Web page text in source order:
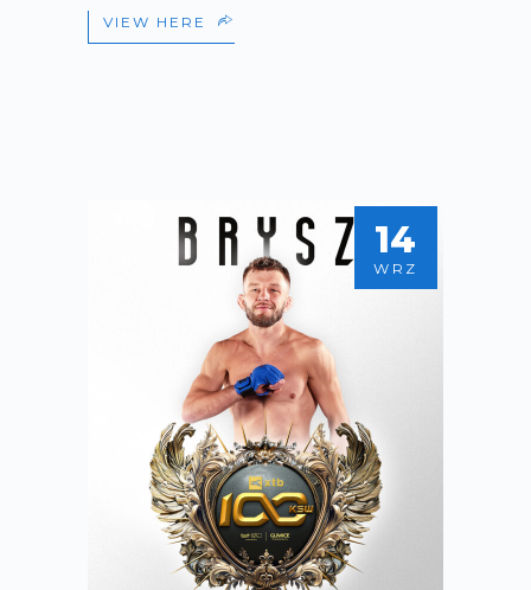
VIEW HERE
14
WRZ